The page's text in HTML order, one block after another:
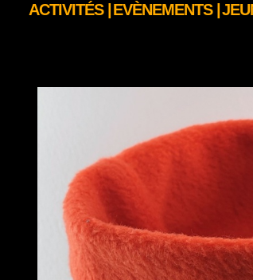
ACTIVITÉS | EVÈNEMENTS |